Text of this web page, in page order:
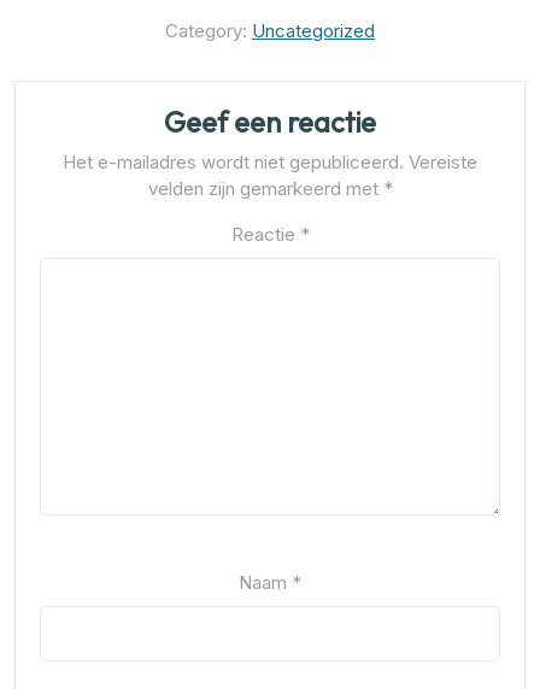
Category: Uncategorized
Geef een reactie
Het e-mailadres wordt niet gepubliceerd. Vereiste
velden zijn gemarkeerd met *
Reactie *
Naam *